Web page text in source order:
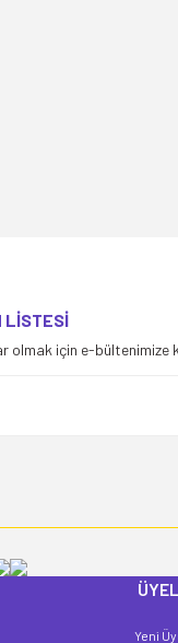
LİSTESİ
olmak için e-bültenimize
Yeni